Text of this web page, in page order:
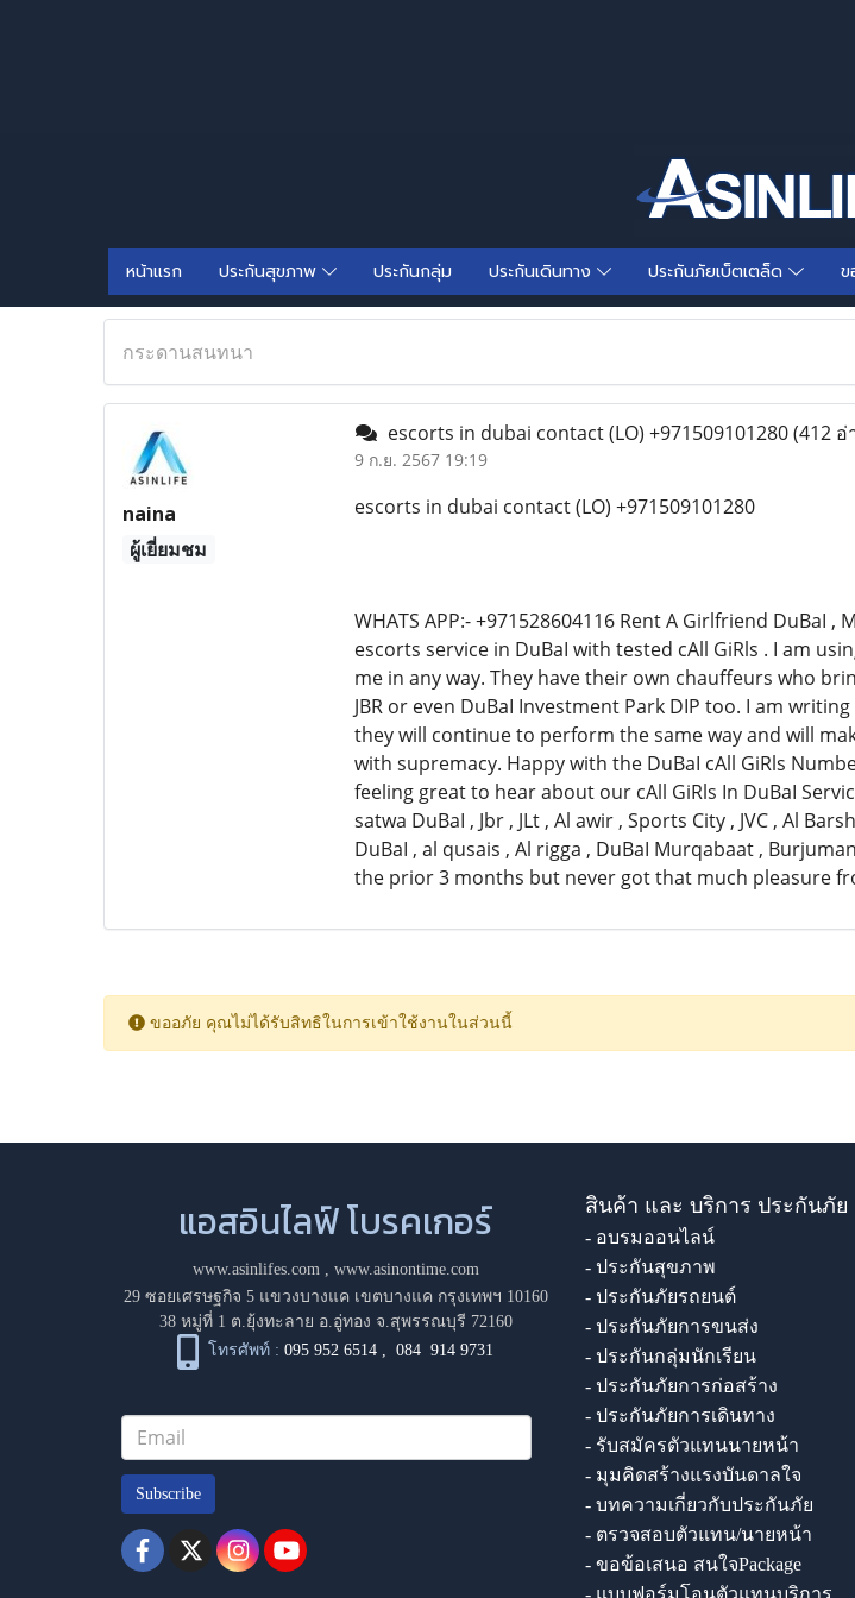
หน้าแรก ประกันสุขภาพ ประกันกลุ่ม ประกันเดินทาง ประกันภัยเบ็ตเตล็ด ข
กระดานสนทนา
naina
ผู้เยี่ยมชม
escorts in dubai contact (LO) +971509101280(412 อ่
9 ก.ย. 2567 19:19
escorts in dubai contact (LO) +971509101280
WHATS APP:- +971528604116 Rent A Girlfriend
escorts service in DuBaI with tested cAll GiRls . I am
me in any way. They have their own chauffeurs who
JBR or even DuBaI Investment Park DIP too. I am
they will continue to perform the same way and will
with supremacy. Happy with the DuBaI cAll GiRls
feeling great to hear about our cAll GiRls In DuBaI
satwa DuBaI , Jbr , JLt , Al awir , Sports City , JVC , Al
DuBaI , al qusais , Al rigga , DuBaI Murqabaat ,
the prior 3 months but never got that much pleasure
ขออภัย คุณไม่ได้รับสิทธิในการเข้าใช้งานในส่วนนี้
แอสอินไลฟ์ โบรคเกอร์
www.asinlifes.com, www.asinontime.com
29 ซอยเศรษฐกิจ 5 แขวงบางแค เขตบางแค กรุงเทพฯ 10160
38 หมู่ที่ 1 ต.ยุ้งทะลาย อ.อู่ทอง จ.สุพรรณบุรี 72160
โทรศัพท์ : 095 952 6514 ,084 914 9731
Subscribe
สินค้า และ บริการ ประกันภัย
- อบรมออนไลน์
- ประกันสุขภาพ
- ประกันภัยรถยนต์
- ประกันภัยการขนส่ง
- ประกันกลุ่มนักเรียน
- ประกันภัยการก่อสร้าง
- ประกันภัยการเดินทาง
- รับสมัครตัวแทนนายหน้า
- มุมคิดสร้างแรงบันดาลใจ
- บทความเกี่ยวกับประกันภัย
- ตรวจสอบตัวแทน/นายหน้า
- ขอข้อเสนอ สนใจPackage
- แบบฟอร์มโอนตัวแทนบริการ